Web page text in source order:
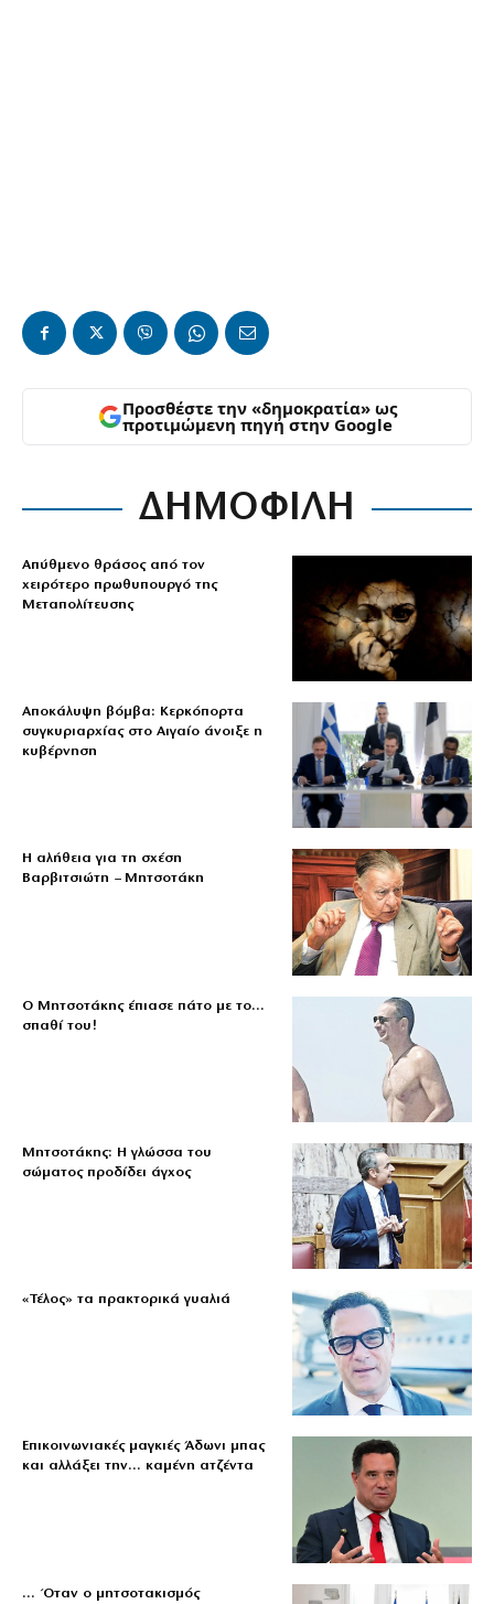
Προσθέστε την «δημοκρατία» ως
προτιμώμενη πηγή στην Google
ΔΗΜΟΦΙΛΗ
Απύθμενο θράσος από τον
χειρότερο πρωθυπουργό της
Μεταπολίτευσης
Αποκάλυψη βόμβα: Κερκόπορτα
συγκυριαρχίας στο Αιγαίο άνοιξε η
κυβέρνηση
Η αλήθεια για τη σχέση
Βαρβιτσιώτη – Μητσοτάκη
Ο Μητσοτάκης έπιασε πάτο με το…
σπαθί του!
Μητσοτάκης: Η γλώσσα του
σώματος προδίδει άγχος
«Τέλος» τα πρακτορικά γυαλιά
Επικοινωνιακές μαγκιές Άδωνι μπας
και αλλάξει την… καμένη ατζέντα
… Όταν ο μητσοτακισμός